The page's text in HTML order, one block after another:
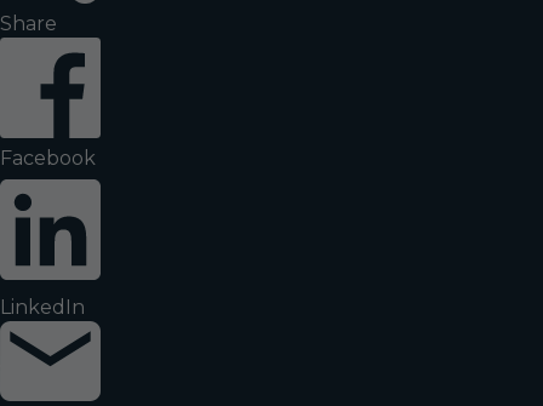
Share
Facebook
LinkedIn